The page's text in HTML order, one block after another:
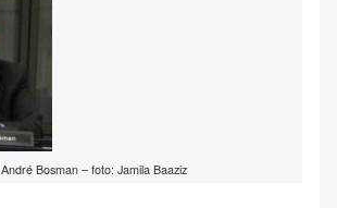
André Bosman – foto: Jamila Baaziz